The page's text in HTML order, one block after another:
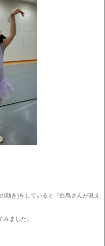
動き)をしていると『白鳥さんが見え
ました。